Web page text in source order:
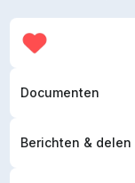
Documenten
Berichten & delen